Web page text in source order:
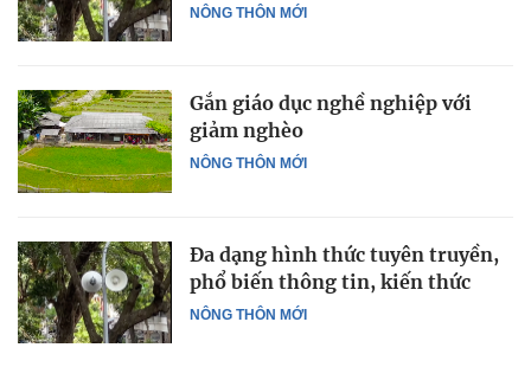
NÔNG THÔN MỚI
NÔNG THÔN MỚI
Gắn giáo dục nghề nghiệp với
giảm nghèo
NÔNG THÔN MỚI
Đa dạng hình thức tuyên truyền,
phổ biến thông tin, kiến thức